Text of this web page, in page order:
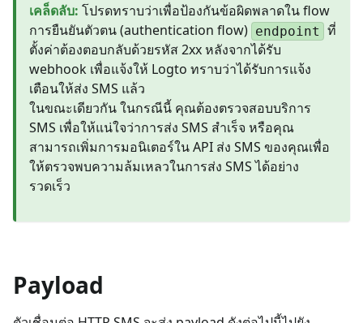
เคล็ดลับ: โปรดทราบว่าเพื่อป้องกันข้อผิดพลาดใน flow
การยืนยันตัวตน (authentication flow) endpoint ที่
ตั้งค่าต้องตอบกลับด้วยรหัส 2xx หลังจากได้รับ
webhook เพื่อแจ้งให้ Logto ทราบว่าได้รับการแจ้ง
เตือนให้ส่ง SMS แล้ว
ในขณะเดียวกัน ในกรณีนี้ คุณต้องตรวจสอบบริการ
SMS เพื่อให้แน่ใจว่าการส่ง SMS สำเร็จ หรือคุณ
สามารถเพิ่มการมอนิเตอร์ใน API ส่ง SMS ของคุณเพื่อ
ให้ตรวจพบความล้มเหลวในการส่ง SMS ได้อย่าง
รวดเร็ว
Payload